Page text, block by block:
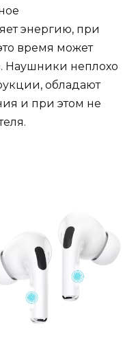
энергию, при
время может
Наушники неплохо
обладают
и при этом не